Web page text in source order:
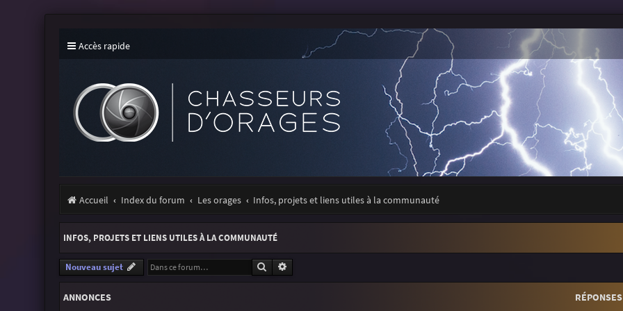
Accès rapide
Accueil Index du forum Les orages Infos, projets et liens utiles à la communauté
INFOS, PROJETS ET LIENS UTILES À LA COMMUNAUTÉ
Nouveau sujet Rechercher
ANNONCES RÉPONSES